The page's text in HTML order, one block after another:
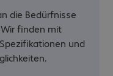
die Bedürfnisse
finden mit
und